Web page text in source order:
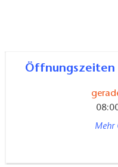
Öffnungszeiten
Mehr